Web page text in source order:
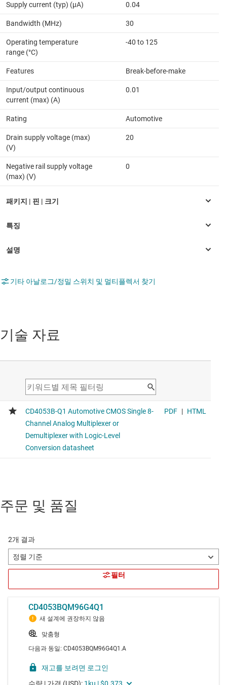
Supply current (typ) (µA) 0.04
Bandwidth (MHz) 30
Operating temperature
range (°C)
-40 to 125
Features Break-before-make
Input/output continuous
current (max) (A)
0.01
Rating Automotive
Drain supply voltage (max)
(V)
20
Negative rail supply voltage
(max) (V)
0
기타 아날로그/정밀 스위치 및 멀티플렉서 찾기
기술 자료
주문 및 품질